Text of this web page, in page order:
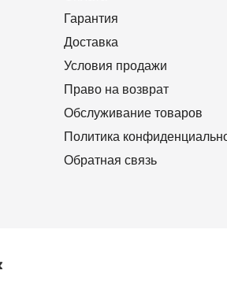
Гарантия
Доставка
Условия продажи
Право на возврат
Обслуживание товаров
Политика
Обратная связь